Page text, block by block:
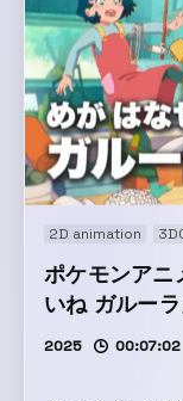
2D animation
ポケモンアニ
いね ガルーラ
2025 00:07:02